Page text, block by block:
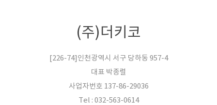
(주)더키코
[226-74]인천광역시 서구 당하동 957-4
대표 박종렬
사업자번호 137-86-29036
Tel : 032-563-0614